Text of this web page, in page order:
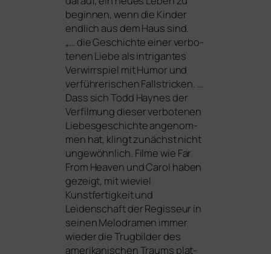
begin­nen, wenn die Kinder
end­lich aus dem Haus sind.
„… die Geschichte einer ver­bo­
te­nen Liebe als intri­gan­tes
Verwirrspiel mit Humor und
ver­füh­re­ri­schen Fallstricken. …
Dass sich Todd Haynes der
Verfilmung die­ser ver­bo­te­nen
Liebesgeschichte ange­nom­
men hat, klingt zunächst nicht
unge­wöhn­lich. Filme wie Far
From Heaven undCarol haben
gezeigt, mit wie­viel
Kunstfertigkeit und
Leidenschaft der Regisseur in
sei­nen Melodramen immer
wie­der die Trugbilder des
ame­ri­ka­ni­schen Traums plat­